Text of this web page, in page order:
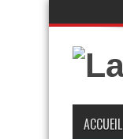
ACCUEIL